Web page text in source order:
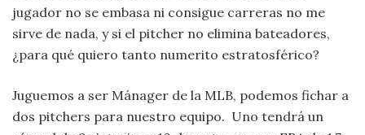
jugador no se embasa ni consigue carreras no me
sirve de nada, y si el pitcher no elimina bateadores,
¿para qué quiero tanto numerito estratosférico?
Juguemos a ser Mánager de la MLB, podemos fichar a
dos pitchers para nuestro equipo. Uno tendrá un